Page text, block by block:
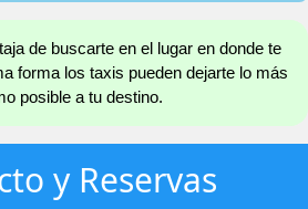
de buscarte en el lugar en donde te
forma los taxis pueden dejarte lo más
posible a tu destino.
y Reservas